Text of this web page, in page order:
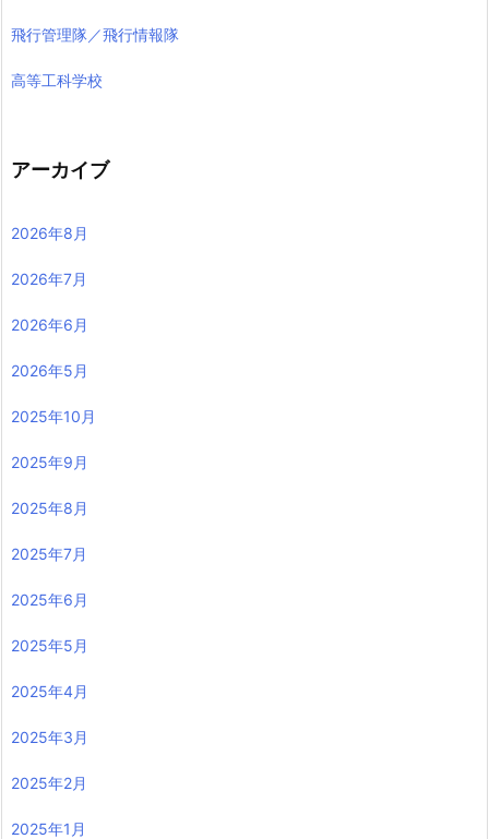
飛行管理隊／飛行情報隊
高等工科学校
アーカイブ
2026年8月
2026年7月
2026年6月
2026年5月
2025年10月
2025年9月
2025年8月
2025年7月
2025年6月
2025年5月
2025年4月
2025年3月
2025年2月
2025年1月